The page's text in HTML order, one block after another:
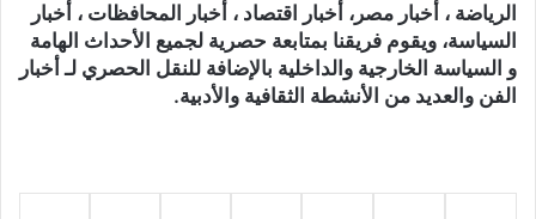
الرياضة ، أخبار مصر، أخبار اقتصاد ، أخبار المحافظات ، أخبار
السياسة، ويقوم فريقنا بمتابعة حصرية لجميع الأحداث الهامة
و السياسة الخارجية والداخلية بالإضافة للنقل الحصري لـ أخبار
الفن والعديد من الأنشطة الثقافية والأدبية.